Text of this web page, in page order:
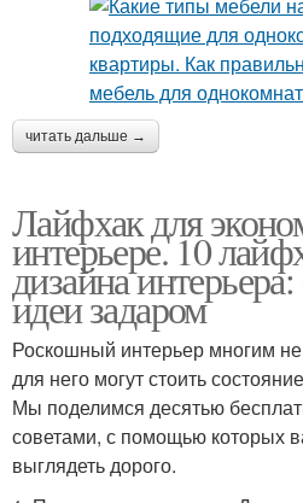
читать дальше →
Лайфхак для
интерьере. 10
дизайна
идеи задаром
Роскошный интерьер многим
для него могут стоить
Мы поделимся десятью
советами, с помощью которых
выглядеть дорого.